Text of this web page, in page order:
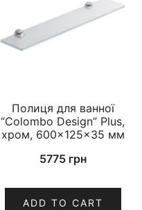
Полиця для ванної
“Colombo Design” Plus,
хром, 600×125×35 мм
5775 грн
ADD TO CART